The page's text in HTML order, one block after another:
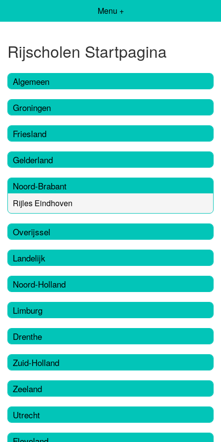
Menu +
Rijscholen Startpagina
Algemeen
Groningen
Friesland
Gelderland
Noord-Brabant
Rijles Eindhoven
Overijssel
Landelijk
Noord-Holland
Limburg
Drenthe
Zuid-Holland
Zeeland
Utrecht